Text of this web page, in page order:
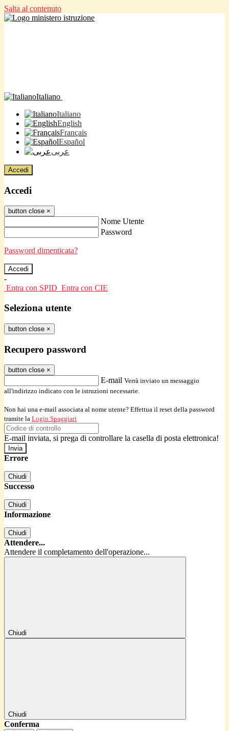
Salta al contenuto
Italiano
Italiano
English
Français
Español
عربى
Accedi
Accedi
button close ×
Nome Utente
Password
Password dimenticata?
-
Entra con SPID Entra con CIE
Seleziona utente
button close ×
Recupero password
button close ×
E-mail Verrà inviato un messaggio
all'indirizzo indicato con le istruzioni necessarie.
Non hai una e-mail associata al nome utente? Effettua il reset della password
tramite la Login Spaggiari
E-mail inviata, si prega di controllare la casella di posta elettronica!
Errore
Chiudi
Successo
Chiudi
Informazione
Chiudi
Attendere...
Attendere il completamento dell'operazione...
Chiudi
Chiudi
Conferma